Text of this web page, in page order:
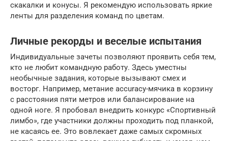
скакалки и конусы. Я рекомендую использовать яркие
ленты для разделения команд по цветам.
Личные рекорды и веселые испытания
Индивидуальные зачеты позволяют проявить себя тем,
кто не любит командную работу. Здесь уместны
необычные задания, которые вызывают смех и
восторг. Например, метание accuracy-мячика в корзину
с расстояния пяти метров или балансирование на
одной ноге. Я пробовал внедрить конкурс «Спортивный
лимбо», где участники должны проходить под планкой,
не касаясь ее. Это вовлекает даже самых скромных